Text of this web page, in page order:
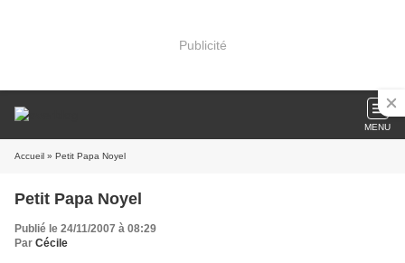
Publicité
MENU
Accueil » Petit Papa Noyel
Petit Papa Noyel
Publié le 24/11/2007 à 08:29
Par Cécile